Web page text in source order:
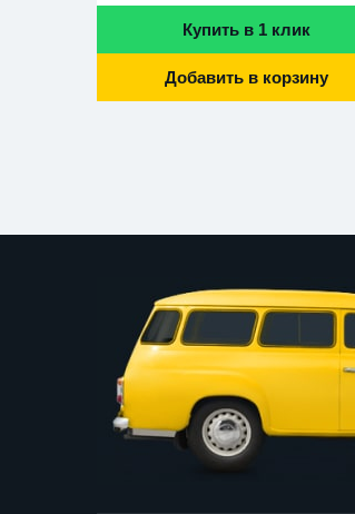
Купить в 1 клик
Добавить в корзину